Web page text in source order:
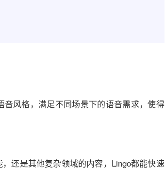
风格，满足不同场景下的语音需求，使得
还是其他复杂领域的内容，Lingo都能快速